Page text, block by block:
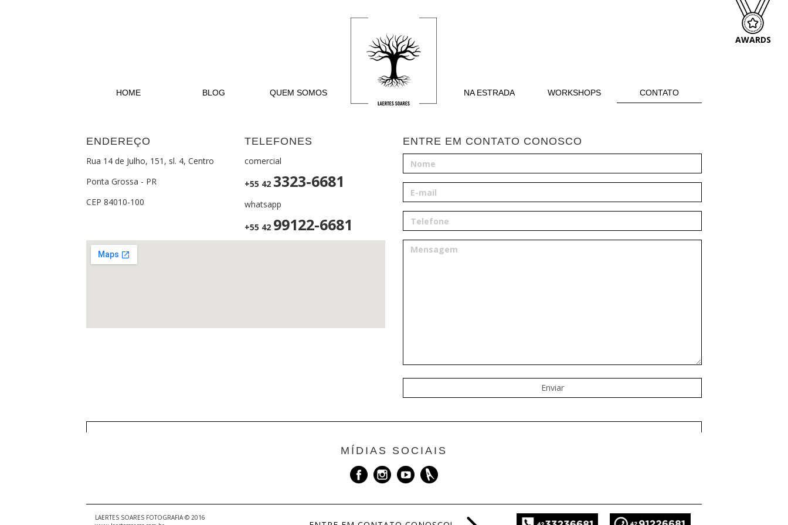
HOME BLOG QUEM SOMOS NA ESTRADA WORKSHOPS CONTATO
AWARDS
ENDEREÇO
Rua 14 de Julho, 151, sl. 4, Centro
Ponta Grossa - PR
CEP 84010-100
TELEFONES
comercial
+55 42 3323-6681
whatsapp
+55 42 99122-6681
ENTRE EM CONTATO CONOSCO
MÍDIAS SOCIAIS
LAERTES SOARES FOTOGRAFIA © 2016